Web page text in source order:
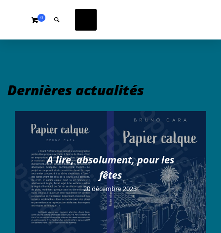
0
Dernières actualités
A lire, absolument, pour les
fêtes
20 décembre 2023